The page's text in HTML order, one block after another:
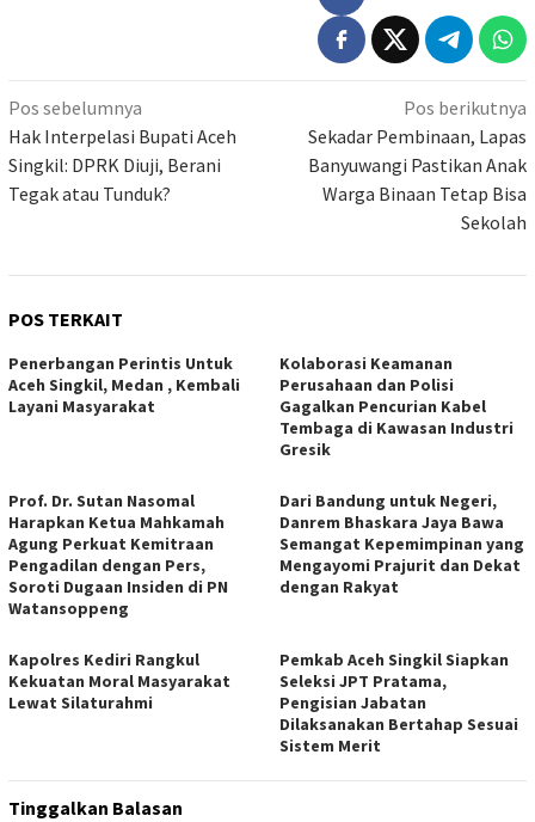
Navigasi
pos
Pos sebelumnya
Hak Interpelasi Bupati Aceh
Singkil: DPRK Diuji, Berani
Tegak atau Tunduk?
Pos berikutnya
Sekadar Pembinaan, Lapas
Banyuwangi Pastikan Anak
Warga Binaan Tetap Bisa
Sekolah
POS TERKAIT
Penerbangan Perintis Untuk
Aceh Singkil, Medan , Kembali
Layani Masyarakat
Kolaborasi Keamanan
Perusahaan dan Polisi
Gagalkan Pencurian Kabel
Tembaga di Kawasan Industri
Gresik
Prof. Dr. Sutan Nasomal
Harapkan Ketua Mahkamah
Agung Perkuat Kemitraan
Pengadilan dengan Pers,
Soroti Dugaan Insiden di PN
Watansoppeng
Dari Bandung untuk Negeri,
Danrem Bhaskara Jaya Bawa
Semangat Kepemimpinan yang
Mengayomi Prajurit dan Dekat
dengan Rakyat
Kapolres Kediri Rangkul
Kekuatan Moral Masyarakat
Lewat Silaturahmi
Pemkab Aceh Singkil Siapkan
Seleksi JPT Pratama,
Pengisian Jabatan
Dilaksanakan Bertahap Sesuai
Sistem Merit
Tinggalkan Balasan